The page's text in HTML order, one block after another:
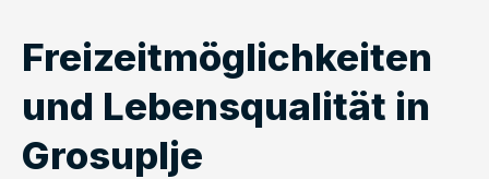
Freizeitmöglichkeiten
und Lebensqualität in
Grosuplje